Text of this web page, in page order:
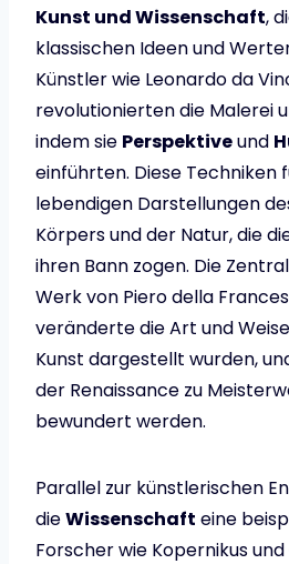
Kunst und Wissenschaft,
klassischen Ideen und
Künstler wie Leonardo da
revolutionierten die Malerei
indem sie Perspektiveund
einführten. Diese Techniken
lebendigen Darstellungen
Körpers und der Natur, die
ihren Bann zogen. Die
Werk von Piero della
veränderte die Art und
Kunst dargestellt wurden,
der Renaissance zu
bewundert werden.
Parallel zur künstlerischen
dieWissenschaft eine
Forscher wie Kopernikus